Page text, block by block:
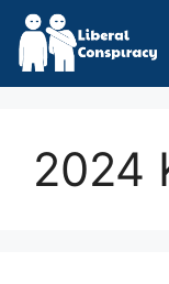
Skip
content
2024